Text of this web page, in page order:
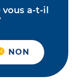
a-t-il
NON